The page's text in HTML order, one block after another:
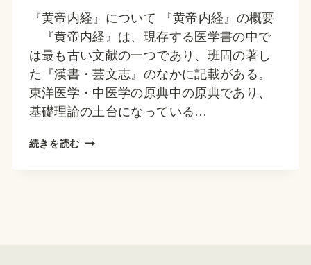
『黄帝内経』について 『黄帝内経』の概要
『黄帝内経』は、現存する医学書の中で
は最も古い文献の一つであり、班固の著し
た『漢書・芸文志』のなかに記載がある。
東洋医学・中医学の原典中の原典であり、
基礎理論の土台になっている…
続きを読む 『黄